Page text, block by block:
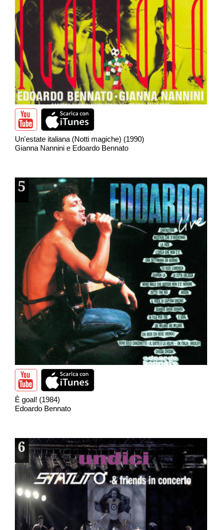
Un'estate italiana (Notti magiche) (1990)
Gianna Nannini e Edoardo Bennato
5
È goal! (1984)
Edoardo Bennato
6